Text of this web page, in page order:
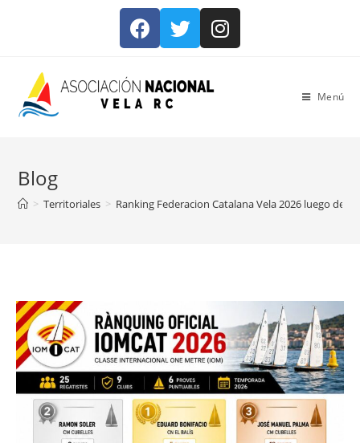
Menú
Blog
> Territoriales > Ranking Federacion Catalana Vela 2026 luego de